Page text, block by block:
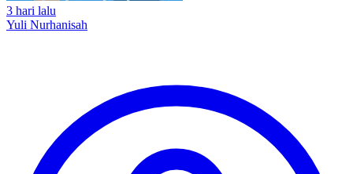
3 hari lalu
Yuli Nurhanisah